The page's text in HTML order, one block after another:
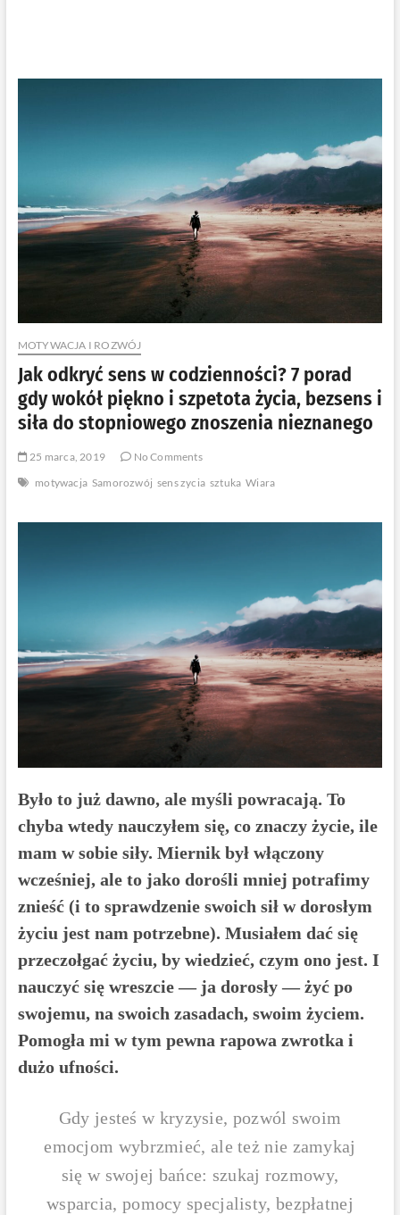
MOTYWACJA I ROZWÓJ
Jak odkryć sens w codzienności? 7 porad
gdy wokół piękno i szpetota życia, bezsens i
siła do stopniowego znoszenia nieznanego
25 marca, 2019
No Comments
motywacja Samorozwój sens zycia sztuka Wiara
Było to już dawno, ale myśli powracają. To
chyba wtedy nauczyłem się, co znaczy życie, ile
mam w sobie siły. Miernik był włączony
wcześniej, ale to jako dorośli mniej potrafimy
znieść (i to sprawdzenie swoich sił w dorosłym
życiu jest nam potrzebne). Musiałem dać się
przeczołgać życiu, by wiedzieć, czym ono jest. I
nauczyć się wreszcie — ja dorosły — żyć po
swojemu, na swoich zasadach, swoim życiem.
Pomogła mi w tym pewna rapowa zwrotka i
dużo ufności.
Gdy jesteś w kryzysie, pozwól swoim
emocjom wybrzmieć, ale też nie zamykaj
się w swojej bańce: szukaj rozmowy,
wsparcia, pomocy specjalisty, bezpłatnej